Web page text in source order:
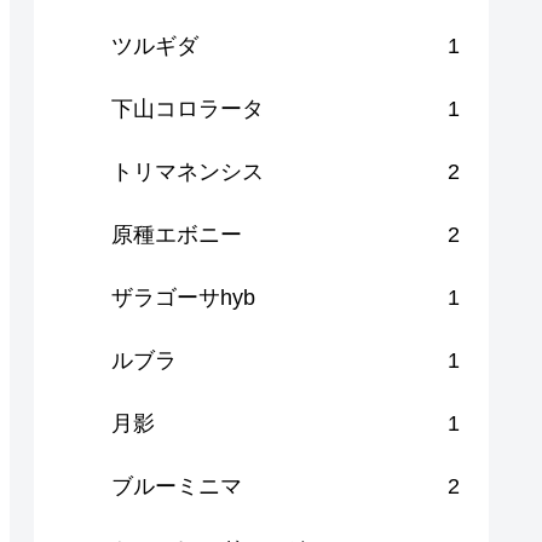
ツルギダ 1
下山コロラータ 1
トリマネンシス 2
原種エボニー 2
ザラゴーサhyb 1
ルブラ 1
月影 1
ブルーミニマ 2